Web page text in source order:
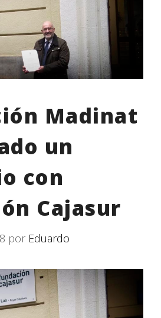
Madinat
un
con
Cajasur
por Eduardo